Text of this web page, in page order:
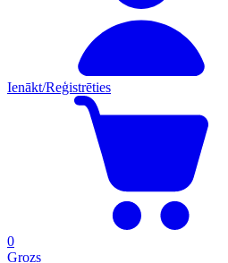
Ienākt/Reģistrēties
0
Grozs